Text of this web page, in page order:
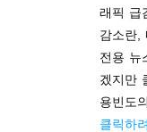
래픽 급
감소란,
전용 뉴
겠지만
용빈도
클릭하